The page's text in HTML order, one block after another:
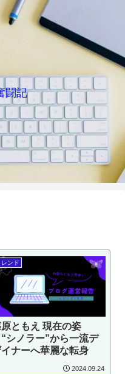
闘記
レンド
ともえ 現在の姿
“シノラー”から一流デ
ナーへ華麗な転身
2024.09.24